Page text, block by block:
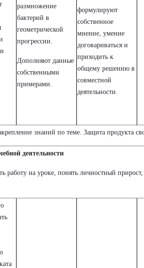
размножение
бактерий в
геометрической
прогрессии.
Дополняют данные
собственными
примерами.
формулируют
собственное
мнение, умение
договариваться и
приходить к
общему решению в
совместной
деятельности.
знаний по теме. Защита продукта
деятельности
работу на уроке, понять личностный прирост,